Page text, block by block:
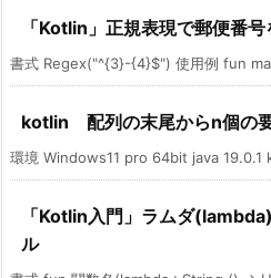
「Kotlin」正規表現で郵便番
書式 Regex("^{3}-{4}$") 使用例 fun
kotlin 配列の末尾からn個の
環境 Windows11 pro 64bit java 19.0.1
「Kotlin入門」ラムダ
ル